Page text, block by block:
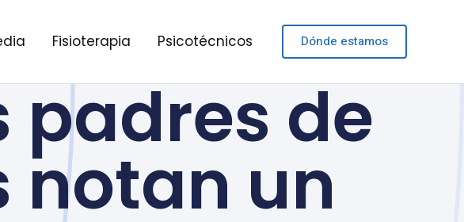
Fisioterapia Psicotécnicos Dónde estamos
padres de
notan un